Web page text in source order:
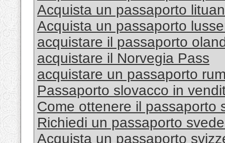
Acquista un passaporto
Acquista un passaporto
acquistare il passaporto
acquistare il Norvegia Pass
acquistare un passaporto
Passaporto slovacco in
Come ottenere il passaporto
Richiedi un passaporto
Acquista un passaporto